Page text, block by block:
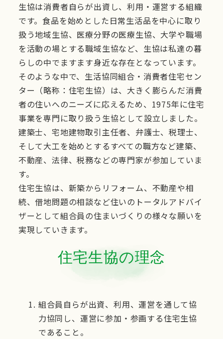
生協は消費者自らが出資し、利用・運営する組織
です。食品を始めとした日常生活品を中心に取り
扱う地域生協、医療分野の医療生協、大学や職場
を活動の場とする職域生協など、生協は私達の暮
らしの中でますます身近な存在となっています。
そのような中で、生活協同組合・消費者住宅セン
ター（略称：住宅生協）は、大きく膨らんだ消費
者の住いへのニーズに応えるため、1975年に住宅
事業を専門に取り扱う生協として設立しました。
建築士、宅地建物取引主任者、弁護士、税理士、
そして大工を始めとするすべての職方など建築、
不動産、法律、税務などの専門家が参加していま
す。
住宅生協は、新築からリフォーム、不動産や相
続、借地問題の相談など住いのトータルアドバイ
ザーとして組合員の住まいづくりの様々な願いを
実現していきます。
住宅生協の理念
組合員自らが出資、利用、運営を通して協
力協同し、運営に参加・参画する住宅生協
であること。